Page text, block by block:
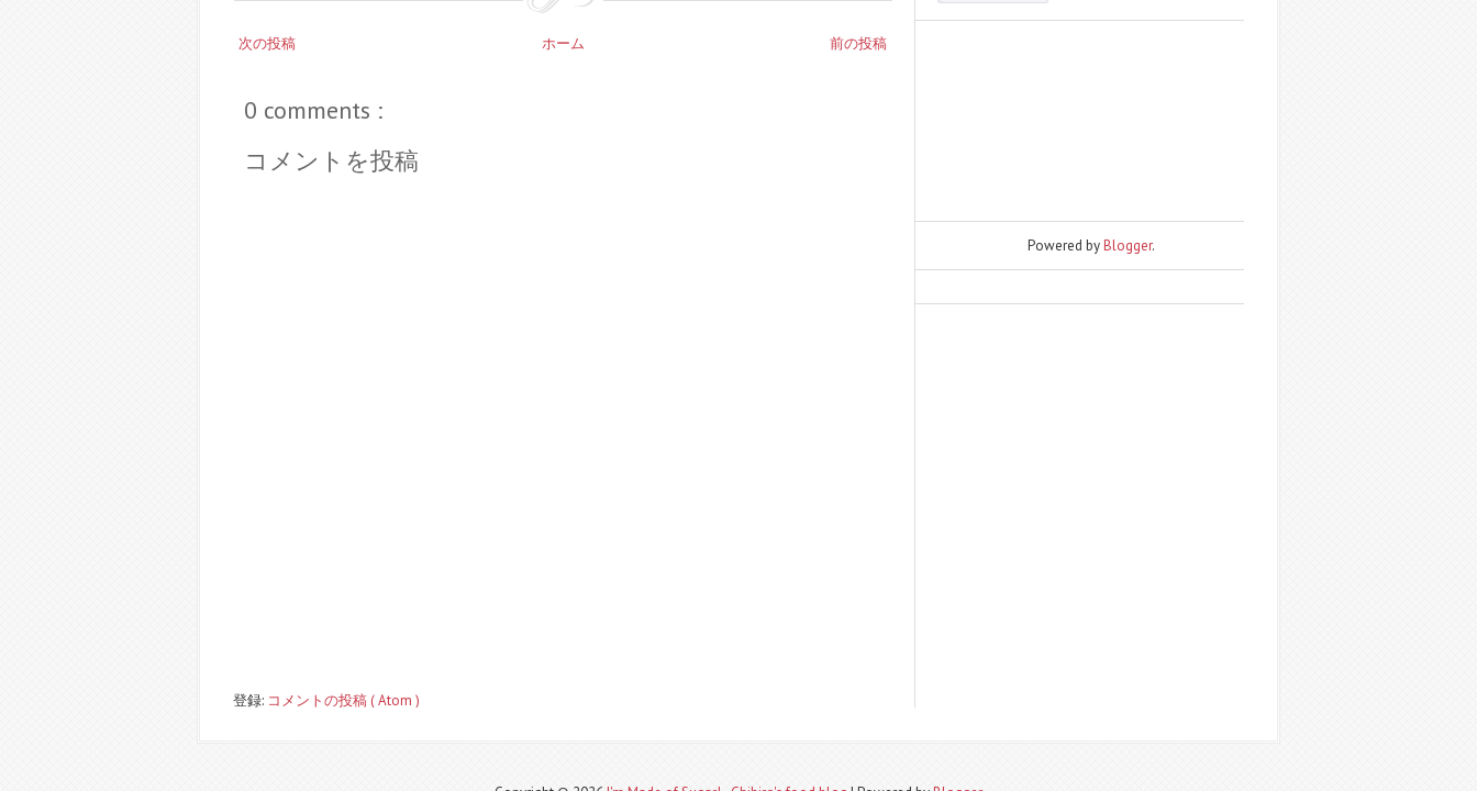
次の投稿 前の投稿
ホーム
0 comments :
コメントを投稿
登録: コメントの投稿 ( Atom )
Powered byBlogger.